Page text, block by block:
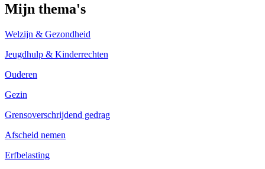
Mijn thema's
Welzijn & Gezondheid
Jeugdhulp & Kinderrechten
Ouderen
Gezin
Grensoverschrijdend gedrag
Afscheid nemen
Erfbelasting